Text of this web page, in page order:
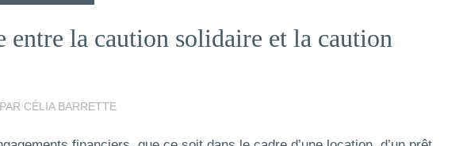
entre la caution solidaire et la caution
PAR CÉLIA BARRETTE